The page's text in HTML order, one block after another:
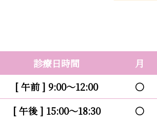
診療日時間 月
[ 午前 ] 9:00～12:00
〇
[ 午後 ] 15:00～18:30
〇